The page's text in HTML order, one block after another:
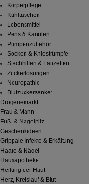
Körperpflege
Kühltaschen
Lebensmittel
Pens & Kanülen
Pumpenzubehör
Socken & Kniestrümpfe
Stechhilfen & Lanzetten
Zuckerlösungen
Neuropathie
Blutzuckersenker
Drogeriemarkt
Frau & Mann
Fuß- & Nagelpilz
Geschenkideen
Grippale Infekte & Erkältung
Haare & Nägel
Hausapotheke
Heilung der Haut
Herz, Kreislauf & Blut